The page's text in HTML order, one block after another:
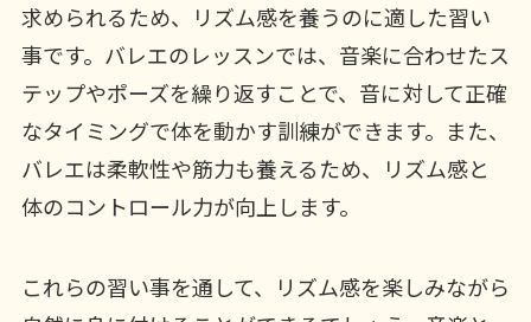
求められるため、リズム感を養うのに適した習い
事です。バレエのレッスンでは、音楽に合わせたス
テップやポーズを繰り返すことで、音に対して正確
なタイミングで体を動かす訓練ができます。また、
バレエは柔軟性や筋力も養えるため、リズム感と
体のコントロール力が向上します。
これらの習い事を通して、リズム感を楽しみながら